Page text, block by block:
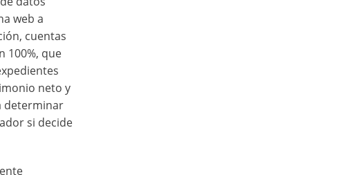
web a
cuentas
100%, que
neto y
determinar
si decide